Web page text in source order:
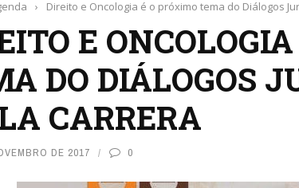
› ​Direito e Oncologia é o próximo tema do Diálogos
E
DO DIÁLOGOS
CARRERA
DE 2017 0